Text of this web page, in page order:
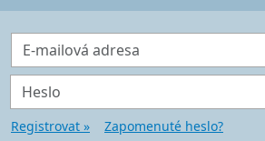
E-mailová adresa
Heslo
Registrovat » Zapomenuté heslo?